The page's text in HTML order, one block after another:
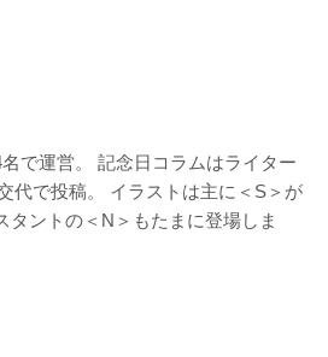
で運営。 記念日コラムはライター
代で投稿。 イラストは主に＜S＞が
タントの＜N＞もたまに登場しま